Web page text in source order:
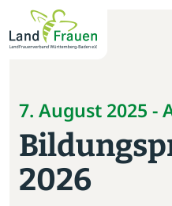
7. August 2025 -
2026
News
Verband
Politik